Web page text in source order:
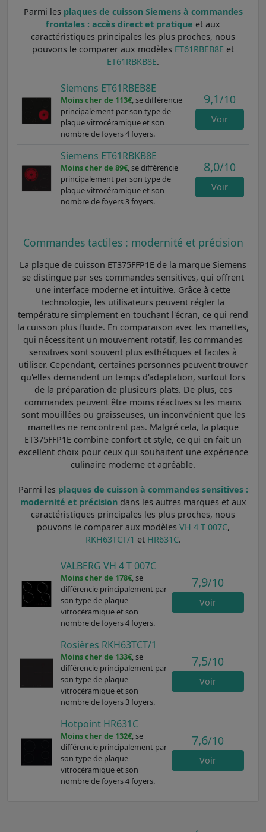
Parmi les plaques de cuisson Siemens à commandes
frontales : accès direct et pratique et aux
caractéristiques principales les plus proches, nous
pouvons le comparer aux modèles ET61RBEB8E et
ET61RBKB8E.
Siemens ET61RBEB8E
Moins cher de 113€, se différencie
principalement par son type de
plaque vitrocéramique et son
nombre de foyers 4 foyers.
9,1/10
Voir
Siemens ET61RBKB8E
Moins cher de 89€, se différencie
principalement par son type de
plaque vitrocéramique et son
nombre de foyers 3 foyers.
8,0/10
Voir
Commandes tactiles : modernité et précision
La plaque de cuisson ET375FFP1E de la marque Siemens
se distingue par ses commandes sensitives, qui offrent
une interface moderne et intuitive. Grâce à cette
technologie, les utilisateurs peuvent régler la
température simplement en touchant l'écran, ce qui rend
la cuisson plus fluide. En comparaison avec les manettes,
qui nécessitent un mouvement rotatif, les commandes
sensitives sont souvent plus esthétiques et faciles à
utiliser. Cependant, certaines personnes peuvent trouver
qu'elles demandent un temps d'adaptation, surtout lors
de la préparation de plusieurs plats. De plus, ces
commandes peuvent être moins réactives si les mains
sont mouillées ou graisseuses, un inconvénient que les
manettes ne rencontrent pas. Malgré cela, la plaque
ET375FFP1E combine confort et style, ce qui en fait un
excellent choix pour ceux qui souhaitent une expérience
culinaire moderne et agréable.
Parmi les plaques de cuisson à commandes sensitives :
modernité et précisiondans les autres marques et aux
caractéristiques principales les plus proches, nous
pouvons le comparer aux modèles VH 4 T 007C,
RKH63TCT/1 et HR631C.
VALBERG VH 4 T 007C
Moins cher de 178€, se
différencie principalement par
son type de plaque
vitrocéramique et son
nombre de foyers 4 foyers.
7,9/10
Voir
Rosières RKH63TCT/1
Moins cher de 133€, se
différencie principalement par
son type de plaque
vitrocéramique et son
nombre de foyers 3 foyers.
7,5/10
Voir
Hotpoint HR631C
Moins cher de 132€, se
différencie principalement par
son type de plaque
vitrocéramique et son
nombre de foyers 4 foyers.
7,6/10
Voir